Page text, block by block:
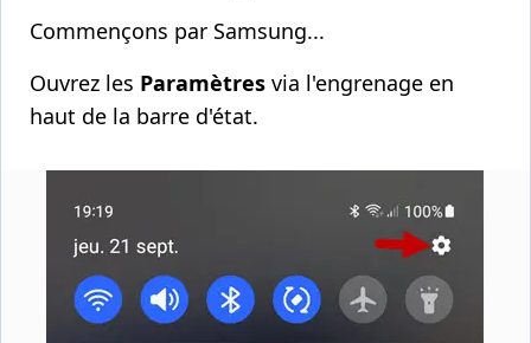
Commençons par Samsung...
Ouvrez les Paramètres via l'engrenage en
haut de la barre d'état.